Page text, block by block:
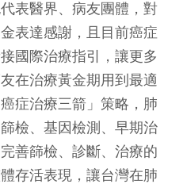
表醫界、病友團體，對
表達感謝，且目前癌症
國際治療指引，讓更多
在治療黃金期用到最適
症治療三箭」策略，肺
檢、基因檢測、早期治
善篩檢、診斷、治療的
存活表現，讓台灣在肺